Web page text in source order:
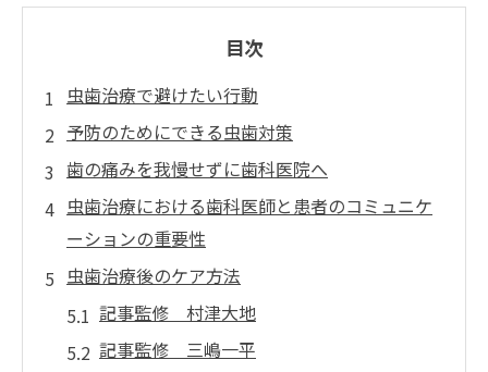
目次
虫歯治療で避けたい行動
予防のためにできる虫歯対策
歯の痛みを我慢せずに歯科医院へ
虫歯治療における歯科医師と患者のコミュニケ
ーションの重要性
虫歯治療後のケア方法
記事監修 村津大地
記事監修 三嶋一平